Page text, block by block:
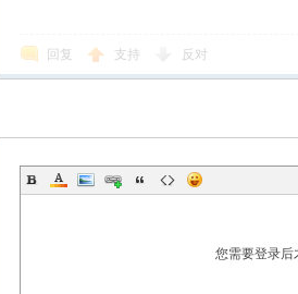
回复 支持 反对
您需要登录